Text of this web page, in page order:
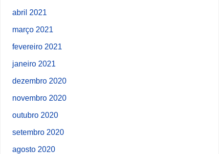
abril 2021
março 2021
fevereiro 2021
janeiro 2021
dezembro 2020
novembro 2020
outubro 2020
setembro 2020
agosto 2020